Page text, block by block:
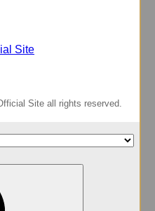
Site all rights reserved.